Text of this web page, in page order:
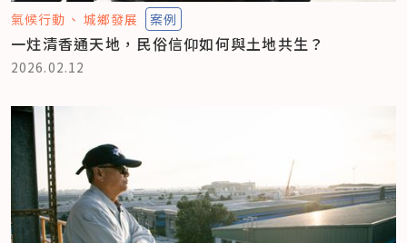
氣候行動 城鄉發展 案例
一炷清香通天地，民俗信仰如何與土地共生？
2026.02.12